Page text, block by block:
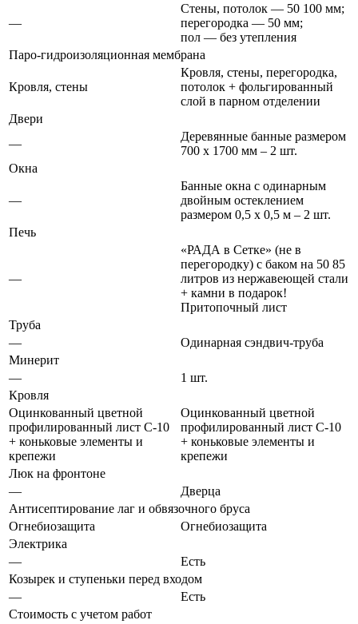
—
Стены, потолок — 50 100 мм;
перегородка — 50 мм;
пол — без утепления
Паро-гидроизоляционная мембрана
Кровля, стены
Кровля, стены, перегородка,
потолок + фольгированный
слой в парном отделении
Двери
—
Деревянные банные размером
700 x 1700 мм – 2 шт.
Окна
—
Банные окна с одинарным
двойным остеклением
размером 0,5 х 0,5 м – 2 шт.
Печь
—
«РАДА в Сетке» (не в
перегородку) с баком на 50 85
литров из нержавеющей стали
+ камни в подарок!
Притопочный лист
Труба
—
Одинарная сэндвич-труба
Минерит
—
1 шт.
Кровля
Оцинкованный цветной
профилированный лист С-10
+ коньковые элементы и
крепежи
Оцинкованный цветной
профилированный лист С-10
+ коньковые элементы и
крепежи
Люк на фронтоне
—
Дверца
Антисептирование лаг и обвязочного бруса
Огнебиозащита
Огнебиозащита
Электрика
—
Есть
Козырек и ступеньки перед входом
—
Есть
Стоимость с учетом работ